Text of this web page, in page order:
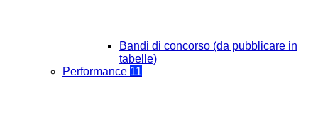
Bandi di concorso (da pubblicare in
tabelle)
Performance 11